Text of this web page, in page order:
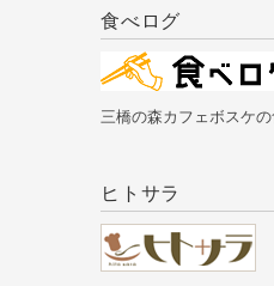
食べログ
三橋の森カフェボスケ
ヒトサラ